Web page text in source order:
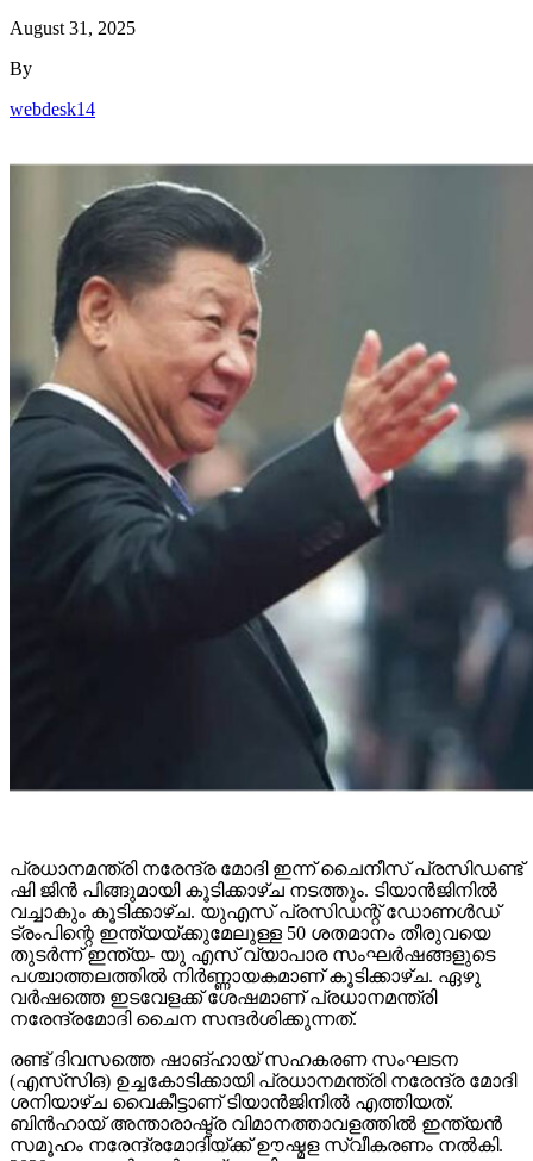
August 31, 2025
By
webdesk14
പ്രധാനമന്ത്രി നരേന്ദ്ര മോദി ഇന്ന് ചൈനീസ് പ്രസിഡണ്ട്
ഷി ജിൻ പിങ്ങുമായി കൂടിക്കാഴ്ച നടത്തും. ടിയാൻജിനിൽ
വച്ചാകും കൂടിക്കാഴ്ച. യുഎസ് പ്രസിഡന്റ് ഡോണൾഡ്
ട്രംപിന്റെ ഇന്ത്യയ്ക്കുമേലുള്ള 50 ശതമാനം തീരുവയെ
തുടർന്ന് ഇന്ത്യ- യു എസ് വ്യാപാര സംഘർഷങ്ങളുടെ
പശ്ചാത്തലത്തിൽ നിർണ്ണായകമാണ് കൂടിക്കാഴ്ച. ഏഴു
വർഷത്തെ ഇടവേളക്ക് ശേഷമാണ് പ്രധാനമന്ത്രി
നരേന്ദ്രമോദി ചൈന സന്ദർശിക്കുന്നത്.
രണ്ട് ദിവസത്തെ ഷാങ്ഹായ് സഹകരണ സംഘടന
(എസ്‌സി‌ഒ) ഉച്ചകോടിക്കായി പ്രധാനമന്ത്രി നരേന്ദ്ര മോദി
ശനിയാഴ്ച വൈകീട്ടാണ് ടിയാൻജിനിൽ എത്തിയത്.
ബിൻഹായ് അന്താരാഷ്ട്ര വിമാനത്താവളത്തിൽ ഇന്ത്യൻ
സമൂഹം നരേന്ദ്രമോദിയ്ക്ക് ഊഷ്മള സ്വീകരണം നൽകി.